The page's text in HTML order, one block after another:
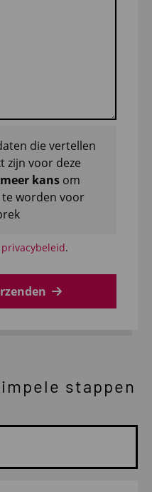
die vertellen
zijn voor deze
kans om
worden voor
privacybeleid.
stappen